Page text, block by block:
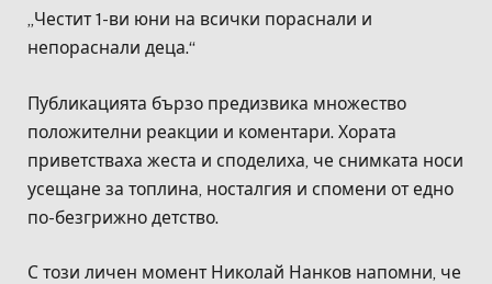
„Честит 1-ви юни на всички пораснали и
непораснали деца.“
Публикацията бързо предизвика множество
положителни реакции и коментари. Хората
приветстваха жеста и споделиха, че снимката носи
усещане за топлина, носталгия и спомени от едно
по-безгрижно детство.
С този личен момент Николай Нанков напомни, че